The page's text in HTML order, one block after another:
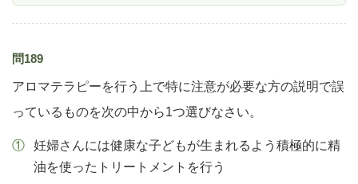
問189
アロマテラピーを行う上で特に注意が必要な方の説明で誤
っているものを次の中から1つ選びなさい。
妊婦さんには健康な子どもが生まれるよう積極的に精
油を使ったトリートメントを行う